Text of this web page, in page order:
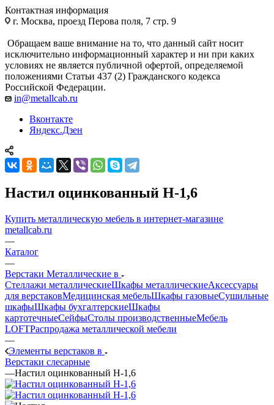
Контактная информация
г. Москва, проезд Перова поля, 7 стр. 9
Обращаем ваше внимание на то, что данный сайт носит
исключительно информационный характер и ни при каких
условиях не является публичной офертой, определяемой
положениями Статьи 437 (2) Гражданского кодекса
Российской Федерации.
in@metallcab.ru
Вконтакте
Яндекс.Дзен
Настил оцинкованный Н-1,6
Купить металлическую мебель в интернет-магазине
metallcab.ru
—
Каталог
—
Верстаки Металлические в
Стеллажи металлическиеШкафы металлическиеАксессуары
для верстаковМедицинская мебельШкафы газовыеСушильные
шкафыШкафы бухгалтерскиеШкафы
картотечныеСейфыСтолы производственныеМебель
LOFTРаспродажа металлической мебели
—
Элементы верстаков в
Верстаки слесарные
—Настил оцинкованный Н-1,6